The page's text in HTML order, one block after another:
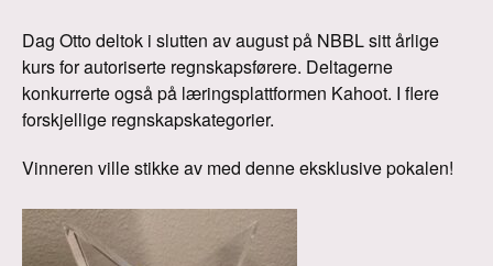
Dag Otto deltok i slutten av august på NBBL sitt årlige
kurs for autoriserte regnskapsførere. Deltagerne
konkurrerte også på læringsplattformen Kahoot. I flere
forskjellige regnskapskategorier.
Vinneren ville stikke av med denne eksklusive pokalen!